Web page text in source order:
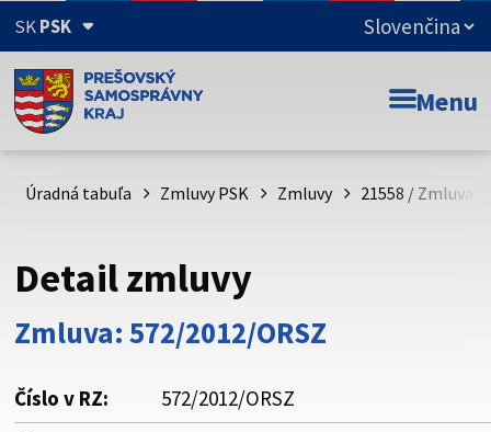
SKPSK
Doména psk.sk je oficiálna
Toto je oficiálna webová stránka Prešovského
psk.sk.
Buďte pozorní a vždy sa uistite, že zdieľate informácie iba
cez zabezpečenú webovú stránku. Zabezpečená stránka
vždy začína https:// pred názvom domény webového sídla.
Menu
Úradná tabuľa Zmluvy PSK Zmluvy 21558 / Zmluva
Detail zmluvy
Zmluva: 572/2012/ORSZ
Číslo v RZ:
572/2012/ORSZ